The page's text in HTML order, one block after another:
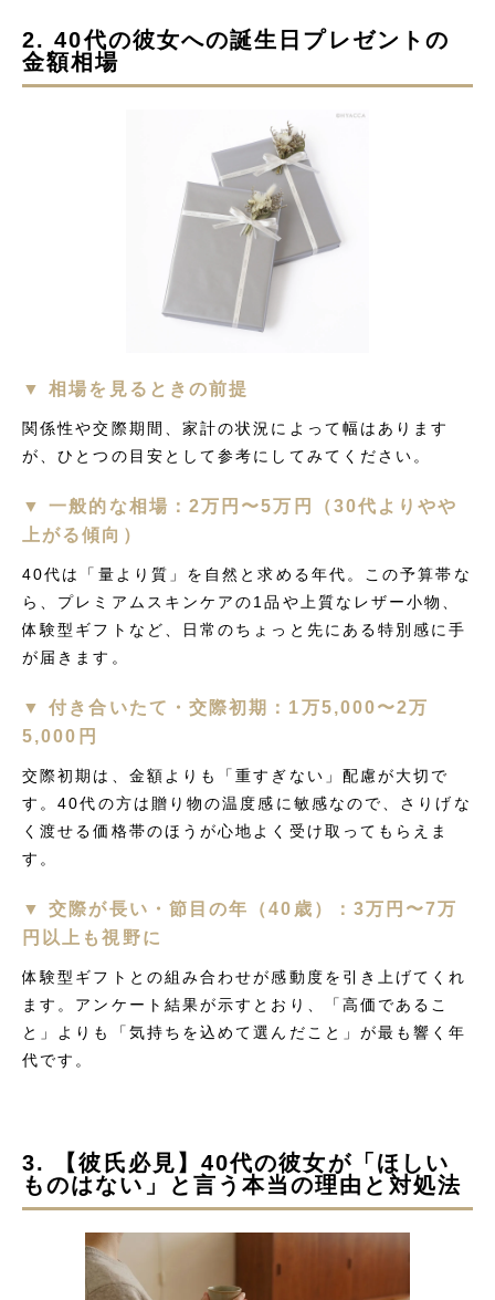
2. 40代の彼女への誕生日プレゼントの
金額相場
▼ 相場を見るときの前提
関係性や交際期間、家計の状況によって幅はあります
が、ひとつの目安として参考にしてみてください。
▼ 一般的な相場：2万円〜5万円（30代よりやや
上がる傾向）
40代は「量より質」を自然と求める年代。この予算帯な
ら、プレミアムスキンケアの1品や上質なレザー小物、
体験型ギフトなど、日常のちょっと先にある特別感に手
が届きます。
▼ 付き合いたて・交際初期：1万5,000〜2万
5,000円
交際初期は、金額よりも「重すぎない」配慮が大切で
す。40代の方は贈り物の温度感に敏感なので、さりげな
く渡せる価格帯のほうが心地よく受け取ってもらえま
す。
▼ 交際が長い・節目の年（40歳）：3万円〜7万
円以上も視野に
体験型ギフトとの組み合わせが感動度を引き上げてくれ
ます。アンケート結果が示すとおり、「高価であるこ
と」よりも「気持ちを込めて選んだこと」が最も響く年
代です。
3. 【彼氏必見】40代の彼女が「ほしい
ものはない」と言う本当の理由と対処法